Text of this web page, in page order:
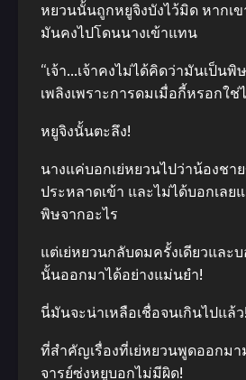
หยวนนั้นถูกหยูจิงบังไว้มิด หากเ
มันคงไปโดนนางเข้าแทน
“เจ้า…เจ้าคงไม่ได้คิดว่ามันเป็น
เพลิงเพราะการดมเมื่อกี้หรอกใช่
หยูจิงนั้นตะลึง!
นางแค่บอกเย่หยวนไปว่าน้องชา
ประหลาดเข้า และไม่ได้บอกเลย
พิษจากอะไร
แต่เย่หยวนกลับดมครั้งเดียวและ
นั้นออกมาได้อย่างแม่นยำ!
นี่มันจะน่าเหลือเชื่อจนเกินไปแล้ว!
ที่สำคัญเรื่องที่เย่หยวนพูดออกมา
จารย์ซ่งหยูบอกไม่มีผิด!